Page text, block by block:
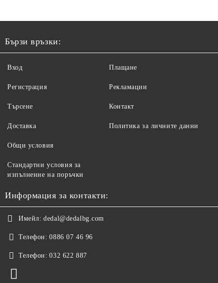
Бързи връзки:
Вход
Регистрация
Търсене
Доставка
Плащане
Рекламации
Контакт
Политика за личните данни
Общи условия
Стандартни условия за
изпълнение на поръчки
Информация за контакти:
Имейл: dedal@dedalbg.com
Телефон: 0886 07 46 96
Телефон: 032 622 887